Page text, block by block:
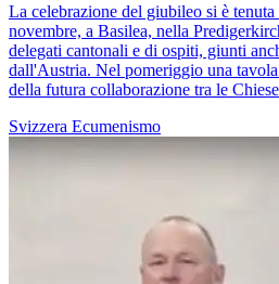
La celebrazione del giubileo si è
novembre, a Basilea, nella
delegati cantonali e di ospiti, giunti
dall'Austria. Nel pomeriggio una
della futura collaborazione tra le
Svizzera Ecumenismo